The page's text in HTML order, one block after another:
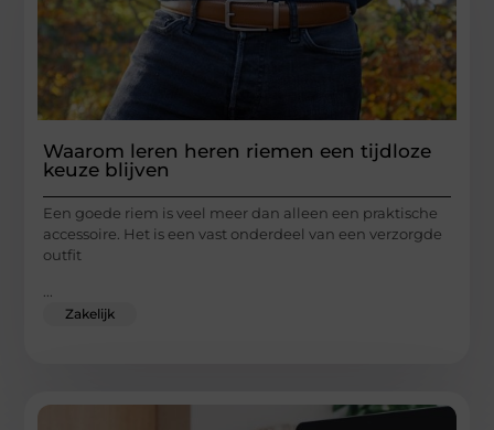
Waarom leren heren riemen een tijdloze
keuze blijven
Een goede riem is veel meer dan alleen een praktische
accessoire. Het is een vast onderdeel van een verzorgde
outfit
Zakelijk